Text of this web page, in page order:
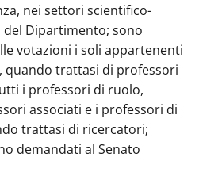
nei settori scientifico-
Dipartimento; sono
votazioni i soli appartenenti
quando trattasi di professori
i professori di ruolo,
associati e i professori di
trattasi di ricercatori;
demandati al Senato